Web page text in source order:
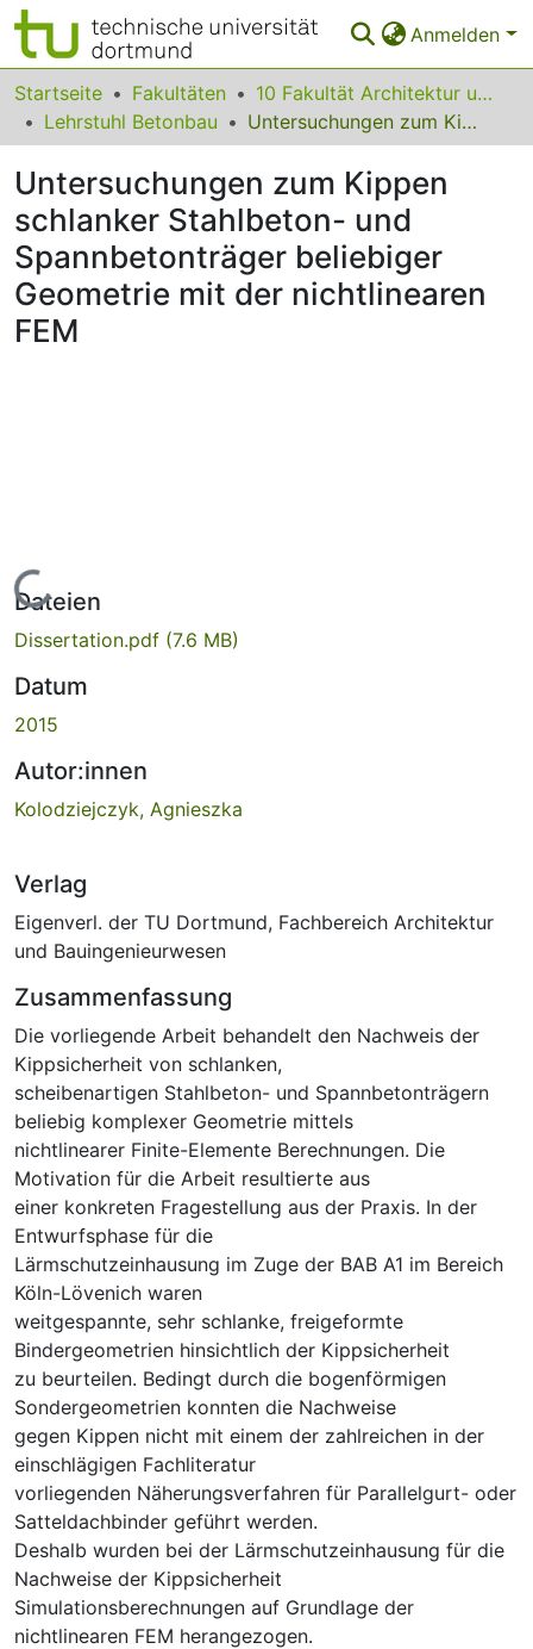
Anmelden
Bereiche & Sammlungen
Das gesamte Repositorium
Statistiken
FAQ
Leitlinien
Zurück zur Startseite
Startseite Fakultäten
10 Fakultät Architektur und Bauingenieurwesen
Lehrstuhl Betonbau
Untersuchungen zum Kippen schlanker Stahlbeton- und Spannbetonträger beliebiger Geometrie mit der nichtlinearen FEM
Untersuchungen zum Kippen
schlanker Stahlbeton- und
Spannbetonträger beliebiger
Geometrie mit der nichtlinearen
FEM
Lade...
Dateien
Dissertation.pdf (7.6 MB)
Datum
2015
Autor:innen
Kolodziejczyk, Agnieszka
Verlag
Eigenverl. der TU Dortmund, Fachbereich Architektur
und Bauingenieurwesen
Zusammenfassung
Die vorliegende Arbeit behandelt den Nachweis der
Kippsicherheit von schlanken,
scheibenartigen Stahlbeton- und Spannbetonträgern
beliebig komplexer Geometrie mittels
nichtlinearer Finite-Elemente Berechnungen. Die
Motivation für die Arbeit resultierte aus
einer konkreten Fragestellung aus der Praxis. In der
Entwurfsphase für die
Lärmschutzeinhausung im Zuge der BAB A1 im Bereich
Köln-Lövenich waren
weitgespannte, sehr schlanke, freigeformte
Bindergeometrien hinsichtlich der Kippsicherheit
zu beurteilen. Bedingt durch die bogenförmigen
Sondergeometrien konnten die Nachweise
gegen Kippen nicht mit einem der zahlreichen in der
einschlägigen Fachliteratur
vorliegenden Näherungsverfahren für Parallelgurt- oder
Satteldachbinder geführt werden.
Deshalb wurden bei der Lärmschutzeinhausung für die
Nachweise der Kippsicherheit
Simulationsberechnungen auf Grundlage der
nichtlinearen FEM herangezogen.